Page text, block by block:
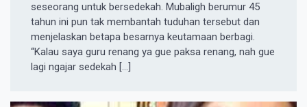
seseorang untuk bersedekah. Mubaligh berumur 45
tahun ini pun tak membantah tuduhan tersebut dan
menjelaskan betapa besarnya keutamaan berbagi.
“Kalau saya guru renang ya gue paksa renang, nah gue
lagi ngajar sedekah […]